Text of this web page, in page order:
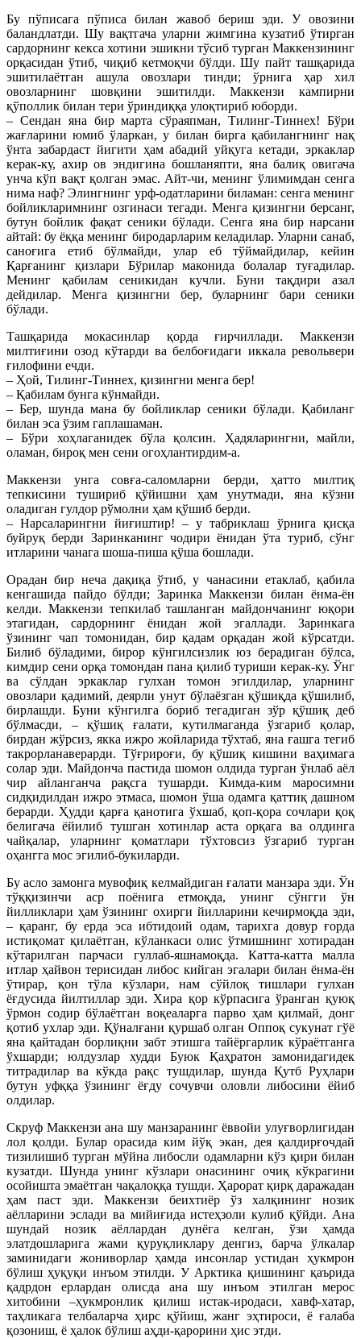
Бу пўписага пўписа билан жавоб бериш эди. У овозини
баландлатди. Шу вақтгача уларни жимгина кузатиб ўтирган
сардорнинг кекса хотини эшикни тўсиб турган Маккензининг
орқасидан ўтиб, чиқиб кетмоқчи бўлди. Шу пайт ташқарида
эшитилаётган ашула овозлари тинди; ўрнига ҳар хил
овозларнинг шовқини эшитилди. Маккензи кампирни
қўполлик билан тери ўриндиққа улоқтириб юборди.
– Сендан яна бир марта сўраяпман, Тилинг-Тиннех! Бўри
жағларини юмиб ўларкан, у билан бирга қабилангнинг нақ
ўнта забардаст йигити ҳам абадий уйқуга кетади, эркаклар
керак-ку, ахир ов эндигина бошланяпти, яна балиқ овигача
унча кўп вақт қолган эмас. Айт-чи, менинг ўлимимдан сенга
нима наф? Элингнинг урф-одатларини биламан: сенга менинг
бойликларимнинг озгинаси тегади. Менга қизингни берсанг,
бутун бойлик фақат сеники бўлади. Сенга яна бир нарсани
айтай: бу ёққа менинг биродарларим келадилар. Уларни санаб,
саноғига етиб бўлмайди, улар еб тўймайдилар, кейин
Қарғанинг қизлари Бўрилар маконида болалар туғадилар.
Менинг қабилам сеникидан кучли. Буни тақдири азал
дейдилар. Менга қизингни бер, буларнинг бари сеники
бўлади.
Ташқарида мокасинлар қорда ғирчиллади. Маккензи
милтиғини озод кўтарди ва белбоғидаги иккала револьвери
ғилофини ечди.
– Ҳой, Тилинг-Тиннех, қизингни менга бер!
– Қабилам бунга кўнмайди.
– Бер, шунда мана бу бойликлар сеники бўлади. Қабиланг
билан эса ўзим гаплашаман.
– Бўри хоҳлаганидек бўла қолсин. Ҳадяларингни, майли,
оламан, бироқ мен сени огоҳлантирдим-а.
Маккензи унга совға-саломларни берди, ҳатто милтиқ
тепкисини тушириб қўйишни ҳам унутмади, яна кўзни
оладиган гулдор рўмолни ҳам қўшиб берди.
– Нарсаларингни йиғиштир! – у табриклаш ўрнига қисқа
буйруқ берди Заринканинг чодири ёнидан ўта туриб, сўнг
итларини чанага шоша-пиша қўша бошлади.
Орадан бир неча дақиқа ўтиб, у чанасини етаклаб, қабила
кенгашида пайдо бўлди; Заринка Маккензи билан ёнма-ён
келди. Маккензи тепкилаб ташланган майдончанинг юқори
этагидан, сардорнинг ёнидан жой эгаллади. Заринкага
ўзининг чап томонидан, бир қадам орқадан жой кўрсатди.
Билиб бўладими, бирор кўнгилсизлик юз берадиган бўлса,
кимдир сени орқа томондан пана қилиб туриши керак-ку. Ўнг
ва сўлдан эркаклар гулхан томон эгилдилар, уларнинг
овозлари қадимий, деярли унут бўлаёзган қўшиқда қўшилиб,
бирлашди. Буни кўнгилга бориб тегадиган зўр қўшиқ деб
бўлмасди, – қўшиқ ғалати, кутилмаганда ўзгариб қолар,
бирдан жўрсиз, якка ижро жойларида тўхтаб, яна ғашга тегиб
такрорланаверарди. Тўғрироғи, бу қўшиқ кишини ваҳимага
солар эди. Майдонча пастида шомон олдида турган ўнлаб аёл
чир айланганча рақсга тушарди. Кимда-ким маросимни
сидқидилдан ижро этмаса, шомон ўша одамга қаттиқ дашном
берарди. Ҳудди қарға қанотига ўхшаб, қоп-қора сочлари қоқ
белигача ёйилиб тушган хотинлар аста орқага ва олдинга
чайқалар, уларнинг қоматлари тўхтовсиз ўзгариб турган
оҳангга мос эгилиб-букиларди.
Бу асло замонга мувофиқ келмайдиган ғалати манзара эди. Ўн
тўққизинчи аср поёнига етмоқда, унинг сўнгги ўн
йилликлари ҳам ўзининг охирги йилларини кечирмоқда эди,
– қаранг, бу ерда эса ибтидоий одам, тарихга довур ғорда
истиқомат қилаётган, кўланкаси олис ўтмишнинг хотирадан
кўтарилган парчаси гуллаб-яшнамоқда. Катта-катта малла
итлар ҳайвон терисидан либос кийган эгалари билан ёнма-ён
ўтирар, қон тўла кўзлари, нам сўйлоқ тишлари гулхан
ёғдусида йилтиллар эди. Хира қор кўрпасига ўранган қуюқ
ўрмон содир бўлаётган воқеаларга парво ҳам қилмай, донг
қотиб ухлар эди. Қўналғани қуршаб олган Оппоқ сукунат гўё
яна қайтадан борлиқни забт этишга тайёргарлик кўраётганга
ўхшарди; юлдузлар худди Буюк Қаҳратон замонидагидек
титрадилар ва кўкда рақс тушдилар, шунда Қутб Руҳлари
бутун уфққа ўзининг ёғду сочувчи оловли либосини ёйиб
олдилар.
Скруф Маккензи ана шу манзаранинг ёввойи улуғворлигидан
лол қолди. Булар орасида ким йўқ экан, дея қалдирғочдай
тизилишиб турган мўйна либосли одамларни кўз қири билан
кузатди. Шунда унинг кўзлари онасининг очиқ кўкрагини
осойишта эмаётган чақалоққа тушди. Ҳарорат қирқ даражадан
ҳам паст эди. Маккензи беихтиёр ўз халқининг нозик
аёлларини эслади ва мийиғида истеҳзоли кулиб қўйди. Ана
шундай нозик аёллардан дунёга келган, ўзи ҳамда
элатдошларига жами қуруқликлару денгиз, барча ўлкалар
заминидаги жониворлар ҳамда инсонлар устидан ҳукмрон
бўлиш ҳуқуқи инъом этилди. У Арктика қишининг қаърида
қадрдон ерлардан олисда ана шу инъом этилган мерос
хитобини –ҳукмронлик қилиш истак-иродаси, хавф-хатар,
таҳликага телбаларча ҳирс қўйиш, жанг эҳтироси, ё ғалаба
қозониш, ё ҳалок бўлиш аҳди-қарорини ҳис этди.